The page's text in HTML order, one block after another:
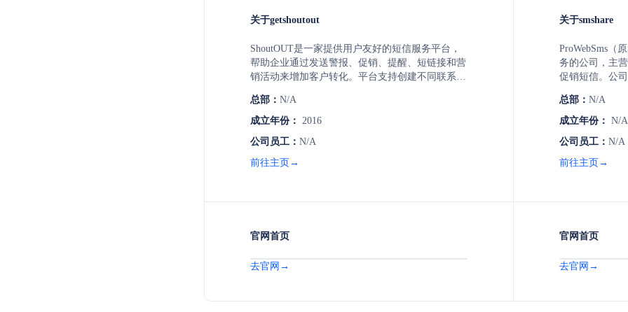
关于getshoutout
ShoutOUT是一家提供用户友好的短信服务平台，
帮助企业通过发送警报、促销、提醒、短链接和营
销活动来增加客户转化。平台支持创建不同联系群
平台，以促进业务增长。
总部： N/A
成立年份： 2016
公司员工： N/A
前往主页→
关于smshare
ProWebSms（
务的公司，主
促销短信。公
导入、联系人
Shopify、
总部： N/A
成立年份： N/A
公司员工： N/A
前往主页→
官网首页
去官网→
官网首页
去官网→